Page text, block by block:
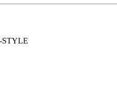
STYLE